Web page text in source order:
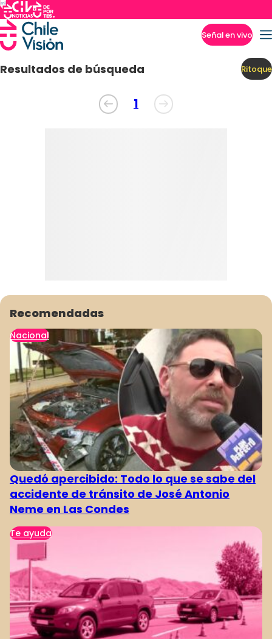
Señal en vivo
Resultados de búsqueda Ritoque
Recomendadas
Nacional
Quedó apercibido: Todo lo que se sabe del
accidente de tránsito de José Antonio
Neme en Las Condes
Te ayuda
Imperdibles
Plan Perfecto
El Tiempo
Sabingo
Todos Los Programas